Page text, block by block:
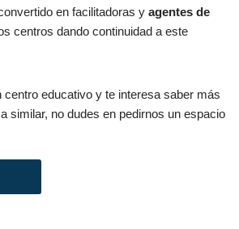
en facilitadoras y agentes de
centros dando continuidad a este
centro educativo y te interesa saber más
similar, no dudes en pedirnos un espacio